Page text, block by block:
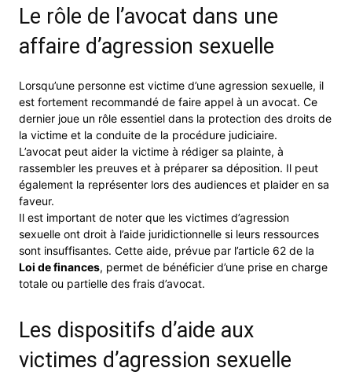
Le rôle de l’avocat dans une
affaire d’agression sexuelle
Lorsqu’une personne est victime d’une agression sexuelle, il
est fortement recommandé de faire appel à un avocat. Ce
dernier joue un rôle essentiel dans la protection des droits de
la victime et la conduite de la procédure judiciaire.
L’avocat peut aider la victime à rédiger sa plainte, à
rassembler les preuves et à préparer sa déposition. Il peut
également la représenter lors des audiences et plaider en sa
faveur.
Il est important de noter que les victimes d’agression
sexuelle ont droit à l’aide juridictionnelle si leurs ressources
sont insuffisantes. Cette aide, prévue par l’article 62 de la
Loi de finances, permet de bénéficier d’une prise en charge
totale ou partielle des frais d’avocat.
Les dispositifs d’aide aux
victimes d’agression sexuelle